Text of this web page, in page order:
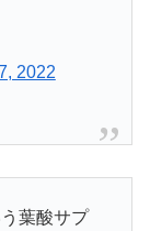
2022
葉酸サプ